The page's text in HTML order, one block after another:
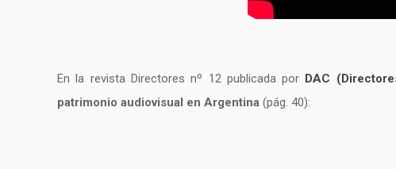
En la revista Directores nº 12 publicada por DAC
patrimonio audiovisual en Argentina (pág. 40):